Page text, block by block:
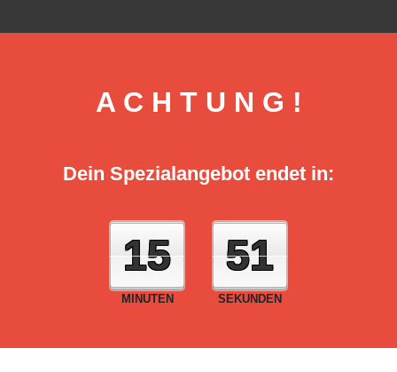
A C H T U N G !
Dein Spezialangebot endet in:
15
MINUTEN
50
SEKUNDEN